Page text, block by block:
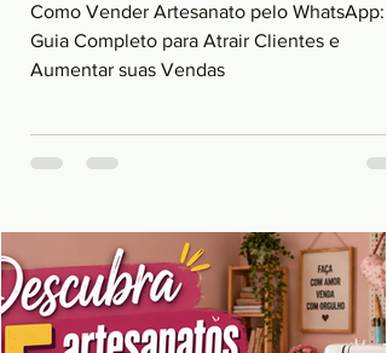
Como Vender Artesanato pelo WhatsApp:
Guia Completo para Atrair Clientes e
Aumentar suas Vendas